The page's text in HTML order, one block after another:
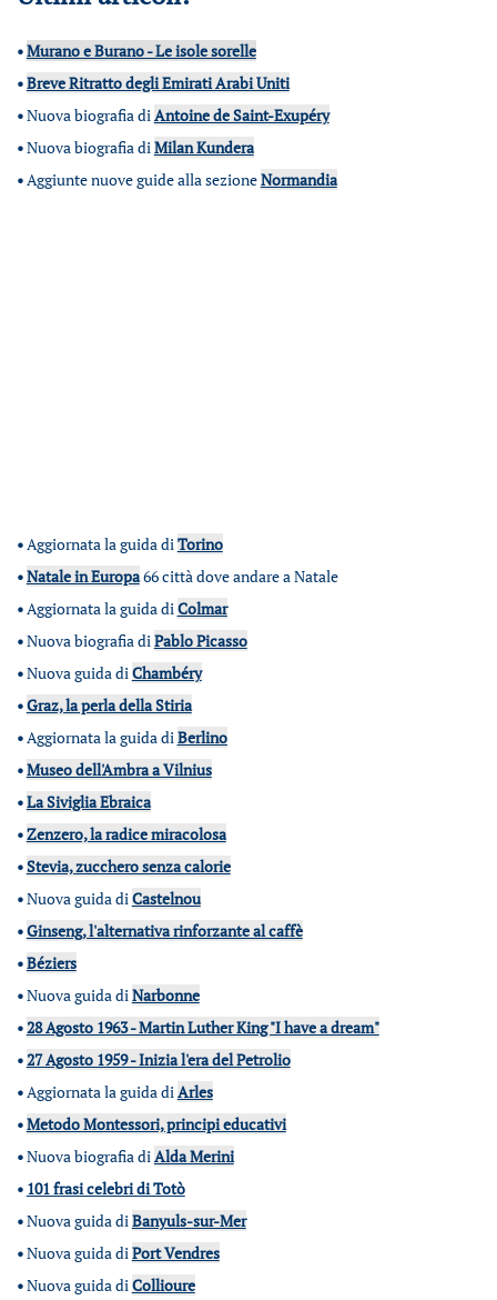
•Murano e Burano - Le isole sorelle
•Breve Ritratto degli Emirati Arabi Uniti
•Nuova biografia diAntoine de Saint-Exupéry
•Nuova biografia diMilan Kundera
•Aggiunte nuove guide alla sezioneNormandia
•Aggiornata la guida diTorino
•Natale in Europa66 città dove andare a Natale
•Aggiornata la guida diColmar
•Nuova biografia diPablo Picasso
•Nuova guida diChambéry
•Graz, la perla della Stiria
•Aggiornata la guida diBerlino
•Museo dell'Ambra a Vilnius
•La Siviglia Ebraica
•Zenzero, la radice miracolosa
•Stevia, zucchero senza calorie
•Nuova guida diCastelnou
•Ginseng, l'alternativa rinforzante al caffè
•Béziers
•Nuova guida diNarbonne
•28 Agosto 1963 - Martin Luther King "I have a dream"
•27 Agosto 1959 - Inizia l'era del Petrolio
•Aggiornata la guida diArles
•Metodo Montessori, principi educativi
•Nuova biografia diAlda Merini
• 101 frasi celebri di Totò
•Nuova guida diBanyuls-sur-Mer
•Nuova guida diPort Vendres
•Nuova guida diCollioure